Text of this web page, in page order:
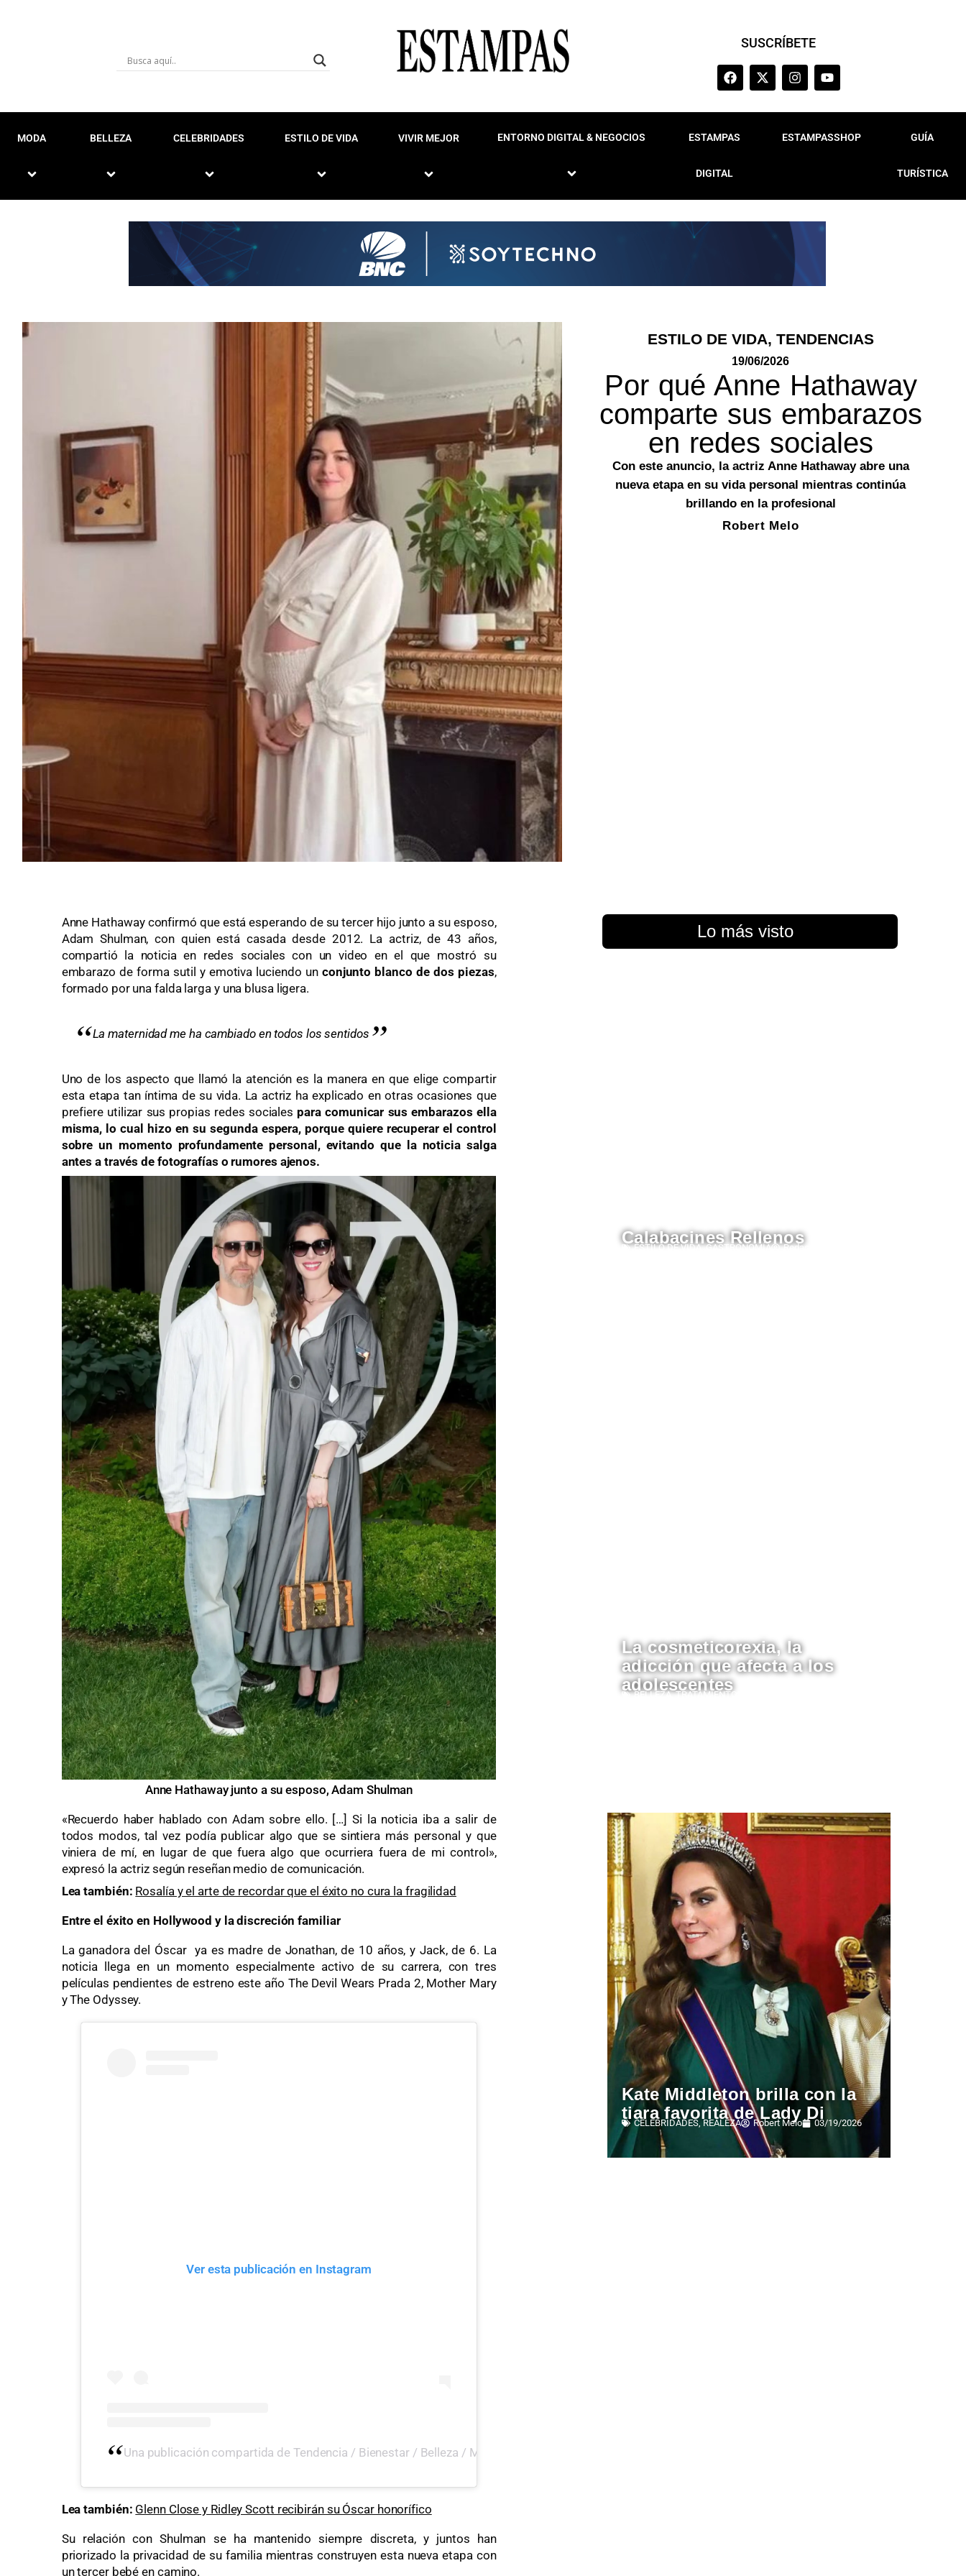
SUSCRÍBETE
MODA BELLEZA CELEBRIDADES ESTILO DE VIDA VIVIR MEJOR ENTORNO DIGITAL & NEGOCIOS ESTAMPAS
DIGITAL
ESTAMPASSHOP GUÍA
TURÍSTICA
ESTILO DE VIDA, TENDENCIAS
19/06/2026
Por qué Anne Hathaway
comparte sus embarazos
en redes sociales
Con este anuncio, la actriz Anne Hathaway abre una
nueva etapa en su vida personal mientras continúa
brillando en la profesional
Robert Melo
Anne Hathaway confirmó que está esperando de su tercer hijo junto a su esposo,
Adam Shulman, con quien está casada desde 2012. La actriz, de 43 años,
compartió la noticia en redes sociales con un video en el que mostró su
embarazo de forma sutil y emotiva luciendo un conjunto blanco de dos piezas,
formado por una falda larga y una blusa ligera.
La maternidad me ha cambiado en todos los sentidos
Uno de los aspecto que llamó la atención es la manera en que elige compartir
esta etapa tan íntima de su vida. La actriz ha explicado en otras ocasiones que
prefiere utilizar sus propias redes sociales para comunicar sus embarazos ella
misma, lo cual hizo en su segunda espera, porque quiere recuperar el control
sobre un momento profundamente personal, evitando que la noticia salga
antes a través de fotografías o rumores ajenos.
Anne Hathaway junto a su esposo, Adam Shulman
«Recuerdo haber hablado con Adam sobre ello. […] Si la noticia iba a salir de
todos modos, tal vez podía publicar algo que se sintiera más personal y que
viniera de mí, en lugar de que fuera algo que ocurriera fuera de mi control»,
expresó la actriz según reseñan medio de comunicación.
Lea también: Rosalía y el arte de recordar que el éxito no cura la fragilidad
Entre el éxito en Hollywood y la discreción familiar
La ganadora del Óscar ya es madre de Jonathan, de 10 años, y Jack, de 6. La
noticia llega en un momento especialmente activo de su carrera, con tres
películas pendientes de estreno este año The Devil Wears Prada 2, Mother Mary
y The Odyssey.
Ver esta publicación en Instagram
Una publicación compartida de Tendencia / Bienestar / Belleza / Moda / Estilo de vida (@revistaestampas)
Lea también: Glenn Close y Ridley Scott recibirán su Óscar honorífico
Su relación con Shulman se ha mantenido siempre discreta, y juntos han
priorizado la privacidad de su familia mientras construyen esta nueva etapa con
un tercer bebé en camino.
Lo más visto
Calabacines Rellenos
ESTILO DE VIDA,GASTRONOMÍA
Redacción Estampas
La cosmeticorexia, la
adicción que afecta a los
adolescentes
BELLEZA,TRATAMIENTOS
Kate Middleton brilla con la
tiara favorita de Lady Di
CELEBRIDADES, REALEZA Robert Melo 03/19/2026